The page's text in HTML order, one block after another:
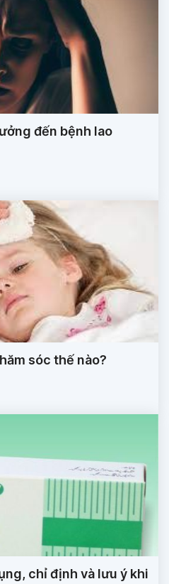
đến bệnh lao
sóc thế nào?
chỉ định và lưu ý khi